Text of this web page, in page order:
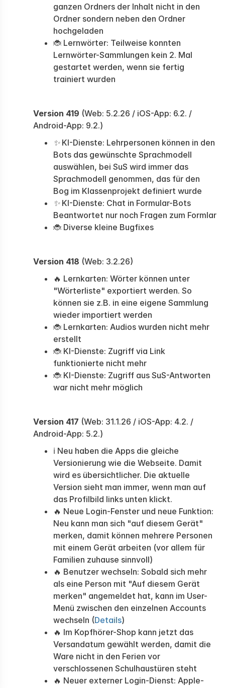
ganzen Ordners der Inhalt nicht in den
Ordner sondern neben den Ordner
hochgeladen
🐞 Lernwörter: Teilweise konnten
Lernwörter-Sammlungen kein 2. Mal
gestartet werden, wenn sie fertig
trainiert wurden
Version 419 (Web: 5.2.26 / iOS-App: 6.2. /
Android-App: 9.2.)
✨KI-Dienste: Lehrpersonen können in den
Bots das gewünschte Sprachmodell
auswählen, bei SuS wird immer das
Sprachmodell genommen, das für den
Bog im Klassenprojekt definiert wurde
✨KI-Dienste: Chat in Formular-Bots
Beantwortet nur noch Fragen zum Formlar
🐞 Diverse kleine Bugfixes
Version 418 (Web: 3.2.26)
🔥 Lernkarten: Wörter können unter
"Wörterliste" exportiert werden. So
können sie z.B. in eine eigene Sammlung
wieder importiert werden
🐞 Lernkarten: Audios wurden nicht mehr
erstellt
🐞 KI-Dienste: Zugriff via Link
funktionierte nicht mehr
🐞 KI-Dienste: Zugriff aus SuS-Antworten
war nicht mehr möglich
Version 417 (Web: 31.1.26 / iOS-App: 4.2. /
Android-App: 5.2.)
ℹ️ Neu haben die Apps die gleiche
Versionierung wie die Webseite. Damit
wird es übersichtlicher. Die aktuelle
Version sieht man immer, wenn man auf
das Profilbild links unten klickt.
🔥 Neue Login-Fenster und neue Funktion:
Neu kann man sich "auf diesem Gerät"
merken, damit können mehrere Personen
mit einem Gerät arbeiten (vor allem für
Familien zuhause sinnvoll)
🔥 Benutzer wechseln: Sobald sich mehr
als eine Person mit "Auf diesem Gerät
merken" angemeldet hat, kann im User-
Menü zwischen den einzelnen Accounts
wechseln (Details)
🔥 Im Kopfhörer-Shop kann jetzt das
Versandatum gewählt werden, damit die
Ware nicht in den Ferien vor
verschlossenen Schulhaustüren steht
🔥 Neuer externer Login-Dienst: Apple-